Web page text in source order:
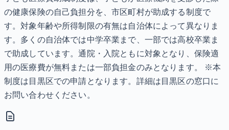
の健康保険の自己負担分を、市区町村が助成する制度で
す。対象年齢や所得制限の有無は自治体によって異なりま
す。多くの自治体では中学卒業まで、一部では高校卒業ま
で助成しています。通院・入院ともに対象となり、保険適
用の医療費が無料または一部負担金のみとなります。 ※本
制度は目黒区での申請となります。詳細は目黒区の窓口に
お問い合わせください。